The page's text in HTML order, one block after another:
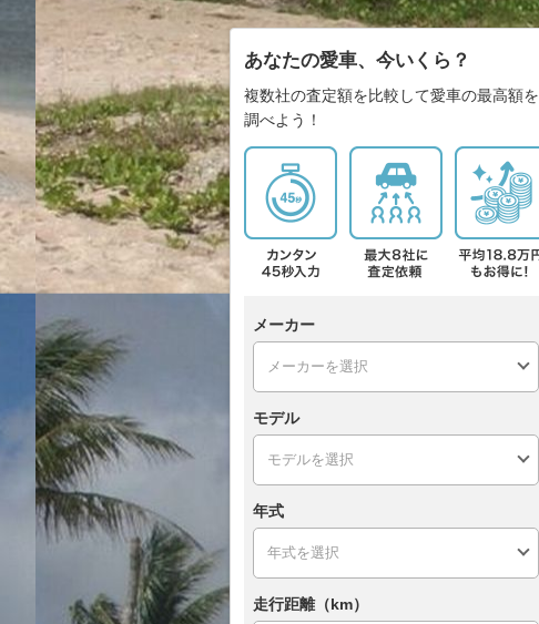
あなたの愛車、今いくら？
複数社の査定額を比較して愛車の最高額を
調べよう！
メーカー
モデル
年式
走行距離（km）